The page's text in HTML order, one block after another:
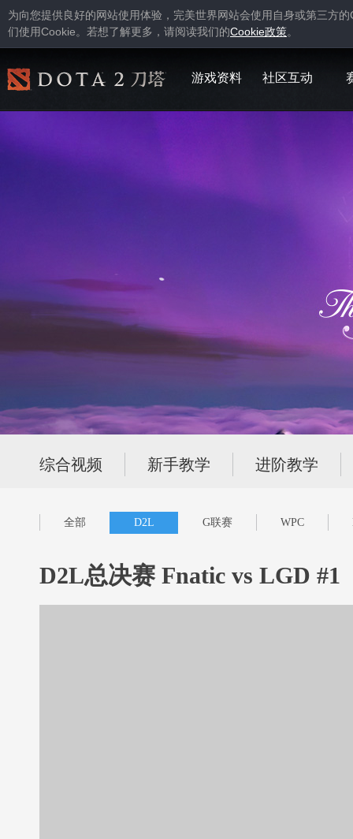
为向您提供良好的网站使用体验，完美世界网站会使用自身或第三方的
们使用Cookie。若想了解更多，请阅读我们的Cookie政策。
游戏资料 社区互动
综合视频 新手教学 进阶教学
全部 D2L G联赛 WPC
D2L总决赛 Fnatic vs LGD #1